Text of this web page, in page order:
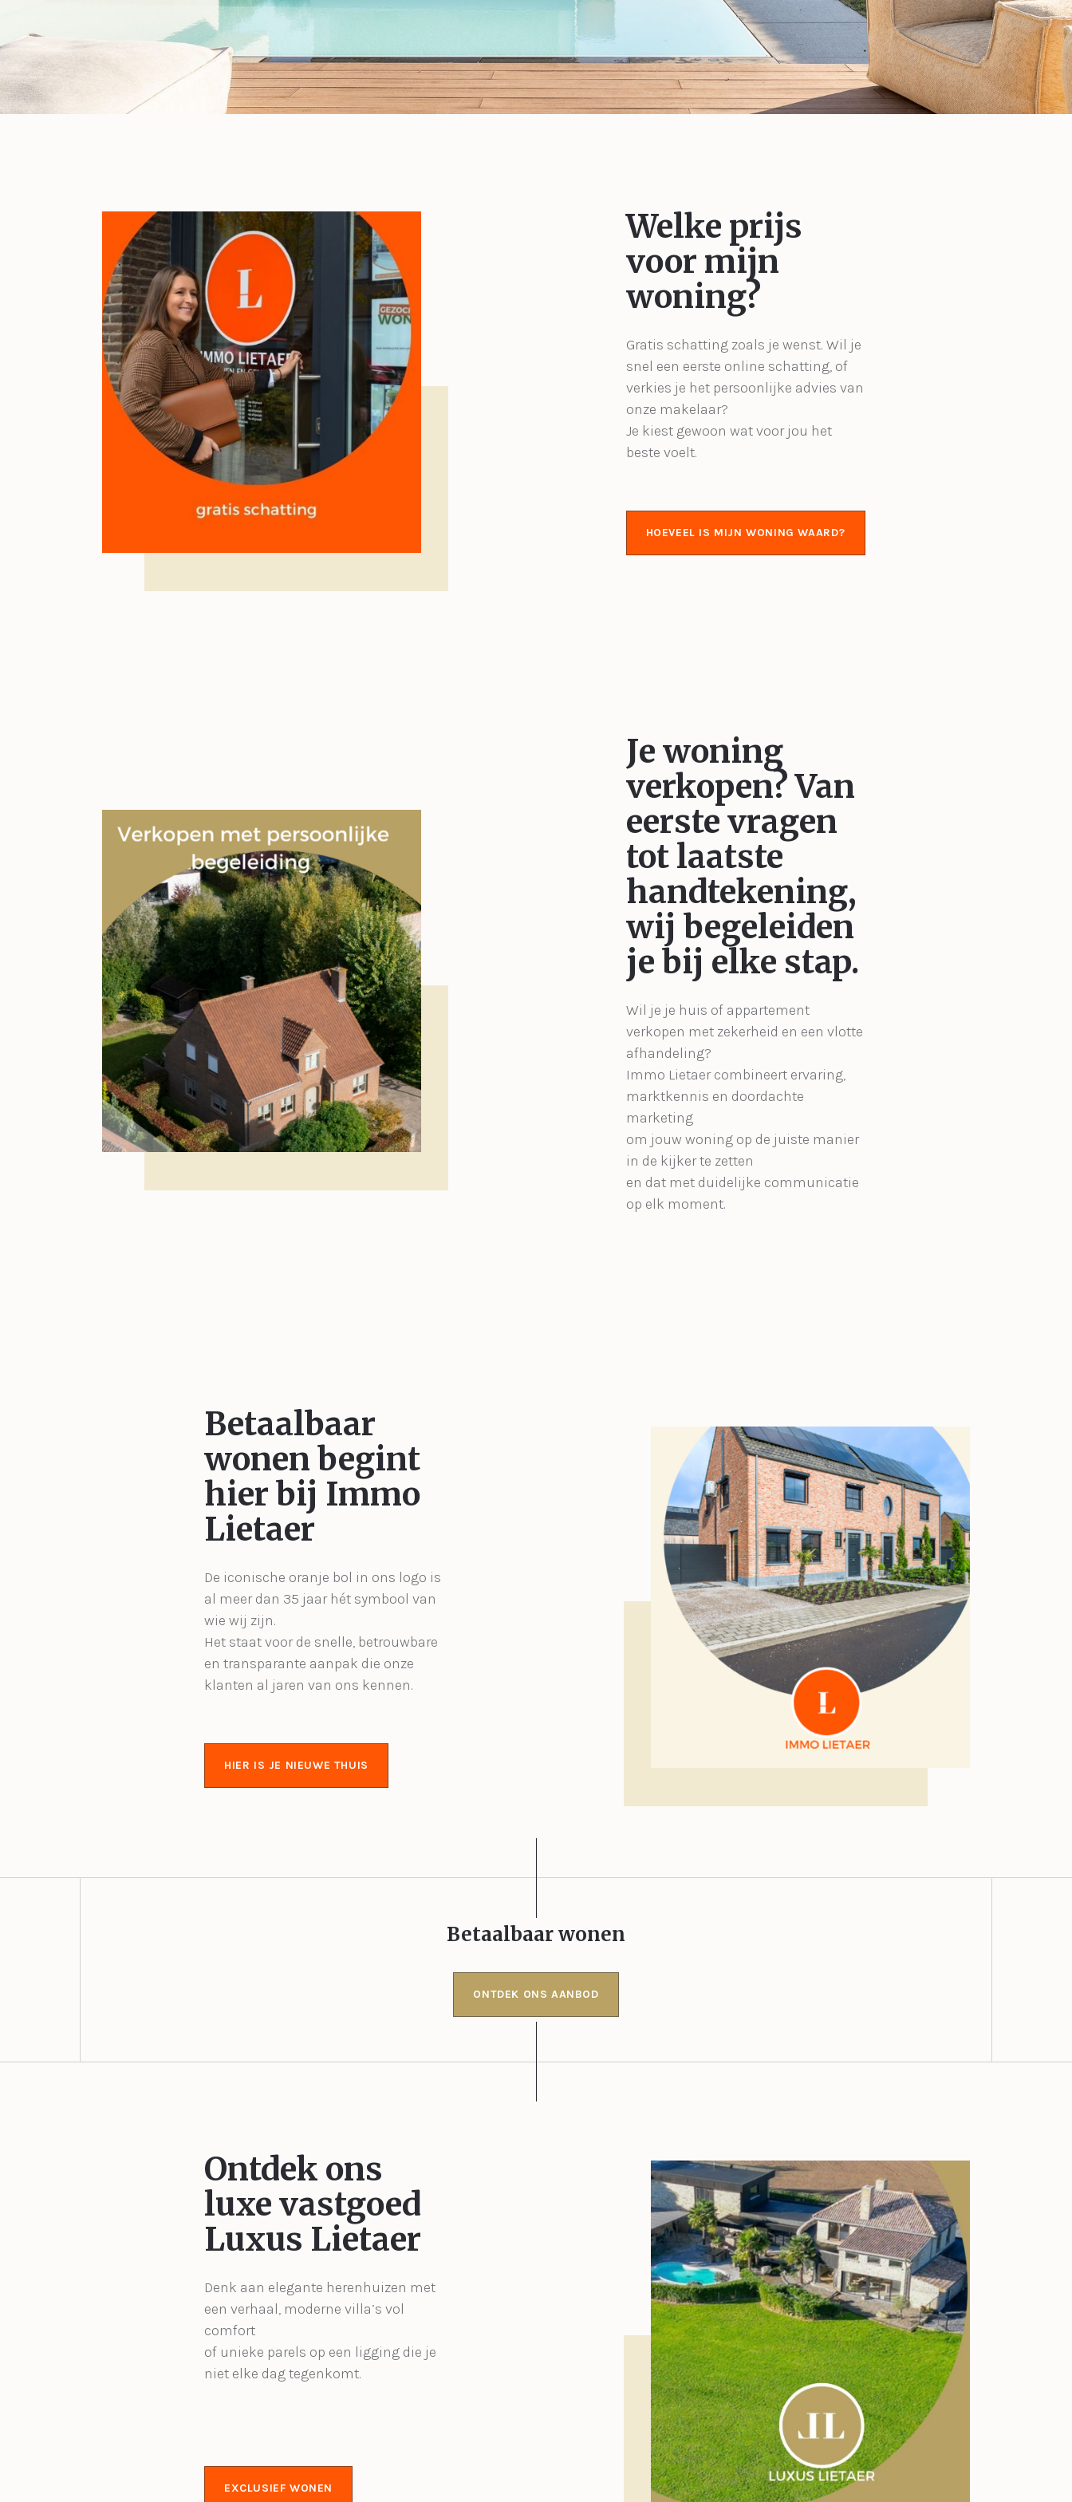
Welke prijs
voor mijn
woning?
Gratis schatting zoals je wenst. Wil je
snel een eerste online schatting, of
verkies je het persoonlijke advies van
onze makelaar?
Je kiest gewoon wat voor jou het
beste voelt.
HOEVEEL IS MIJN WONING WAARD?
Je woning
verkopen?Van
eerste vragen
tot laatste
handtekening,
wij begeleiden
je bij elke stap.
Wil je je huis of appartement
verkopen met zekerheid en een vlotte
afhandeling?
Immo Lietaer combineert ervaring,
marktkennis en doordachte
marketing
om jouw woning op de juiste manier
in de kijker te zetten
en dat met duidelijke communicatie
op elk moment.
Betaalbaar
wonen begint
hier bij Immo
Lietaer
De iconische oranje bol in ons logo is
al meer dan 35 jaar hét symbool van
wie wij zijn.
Het staat voor de snelle, betrouwbare
en transparante aanpak die onze
klanten al jaren van ons kennen.
HIER IS JE NIEUWE THUIS
Betaalbaar wonen
ONTDEK ONS AANBOD
Ontdek ons
luxe vastgoed
Luxus Lietaer
Denk aan elegante herenhuizen met
een verhaal, moderne villa’s vol
comfort
of unieke parels op een ligging die je
niet elke dag tegenkomt.
EXCLUSIEF WONEN